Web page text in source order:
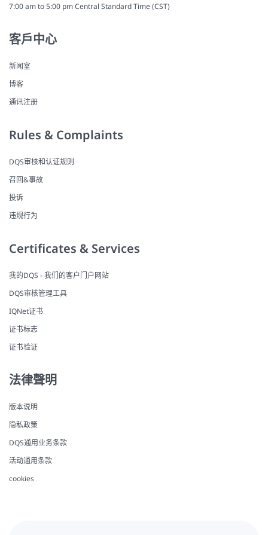
7:00 am to 5:00 pm Central Standard Time (CST)
客戶中心
新闻室
博客
通讯注册
Rules & Complaints
DQS审核和认证规则
召回&事故
投诉
违规行为
Certificates & Services
我的DQS - 我们的客户门户网站
DQS审核管理工具
IQNet证书
证书标志
证书验证
法律聲明
版本说明
隐私政策
DQS通用业务条款
活动通用条款
cookies